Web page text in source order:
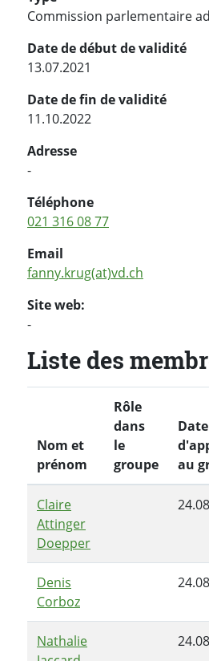
Commission parlementaire
Date de début de validité
13.07.2021
Date de fin de validité
11.10.2022
Adresse
-
Téléphone
021 316 08 77
Email
fanny.krug(at)vd.ch
Site web:
-
Liste des
Nom et
prénom
Rôle
dans
le
groupe
au
Claire
Attinger
Doepper
Denis
Corboz
Nathalie